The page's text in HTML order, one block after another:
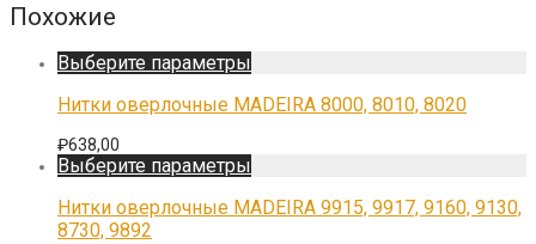
Похожие
Выберите параметры
товар
имеет
несколько
Опции
можно
на
Нитки оверлочные MADEIRA 8000, 8010, 8020
₽638,00
Выберите параметры
товар
имеет
несколько
Нитки оверлочные MADEIRA 9915, 9917, 9160, 9130,
8730, 9892